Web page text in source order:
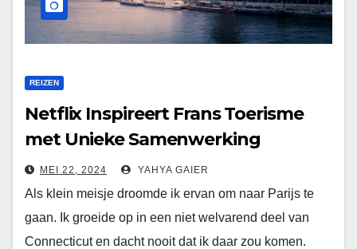
REIZEN
Netflix Inspireert Frans Toerisme
met Unieke Samenwerking
MEI 22, 2024 YAHYA GAIER
Als klein meisje droomde ik ervan om naar Parijs te
gaan. Ik groeide op in een niet welvarend deel van
Connecticut en dacht nooit dat ik daar zou komen.